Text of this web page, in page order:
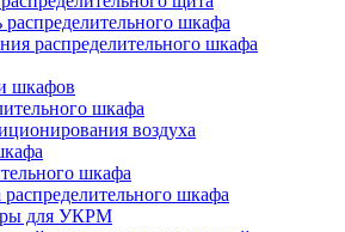
распределительного шкафа
распределительного шкафа
шкафов
шкафа
воздуха
шкафа
шкафа
для УКРМ